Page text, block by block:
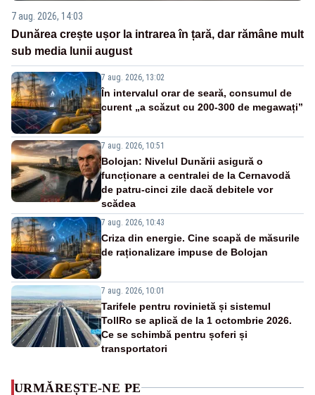
7 aug. 2026, 14:03
Dunărea crește ușor la intrarea în țară, dar rămâne mult
sub media lunii august
7 aug. 2026, 13:02
În intervalul orar de seară, consumul de
curent „a scăzut cu 200-300 de megawați”
7 aug. 2026, 10:51
Bolojan: Nivelul Dunării asigură o
funcționare a centralei de la Cernavodă
de patru-cinci zile dacă debitele vor
scădea
7 aug. 2026, 10:43
Criza din energie. Cine scapă de măsurile
de raționalizare impuse de Bolojan
7 aug. 2026, 10:01
Tarifele pentru rovinietă și sistemul
TollRo se aplică de la 1 octombrie 2026.
Ce se schimbă pentru șoferi și
transportatori
URMĂREȘTE-NE PE